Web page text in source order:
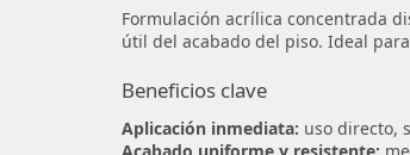
Formulación acrílica concentrada
útil del acabado del piso. Ideal
Beneficios clave
Aplicación inmediata: uso directo,